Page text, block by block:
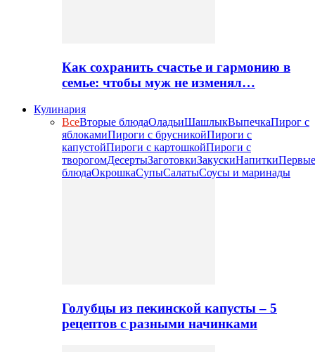
Как сохранить счастье и гармонию в
семье: чтобы муж не изменял…
Кулинария
ВсеВторые блюдаОладьиШашлыкВыпечкаПирог с
яблокамиПироги с брусникойПироги с
капустойПироги с картошкойПироги с
творогомДесертыЗаготовкиЗакускиНапиткиПервые
блюдаОкрошкаСупыСалатыСоусы и маринады
Голубцы из пекинской капусты – 5
рецептов с разными начинками